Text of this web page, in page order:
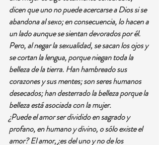
dicen que uno no puede acercarse a Dios si se
abandona al sexo; en consecuencia, lo hacen a
un lado aunque se sientan devorados por él.
Pero, al negar la sexualidad, se sacan los ojos y
se cortan la lengua, porque niegan toda la
belleza de la tierra. Han hambreado sus
corazones y sus mentes; son seres humanos
desecados; han desterrado la belleza porque la
belleza está asociada con la mujer.
¿Puede el amor ser dividido en sagrado y
profano, en humano y divino, o sólo existe el
amor? El amor, ¿es del uno y no de los